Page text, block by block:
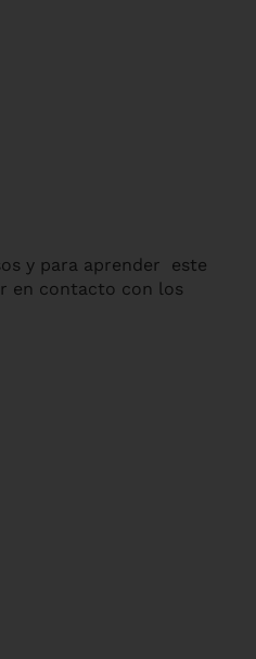
y para aprender este
en contacto con los